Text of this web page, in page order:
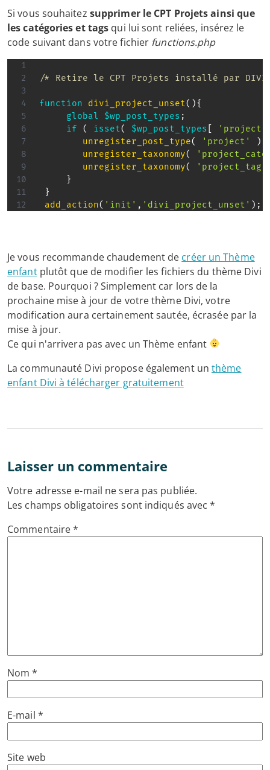
Si vous souhaitez supprimer le CPT Projets ainsi que
les catégories et tags qui lui sont reliées, insérez le
code suivant dans votre fichier functions.php
/* Retire le CPT Projets installé par
function divi_project_unset( ){
global
$wp_post_types ;
if
( isset( $wp_post_types
'project'
unregister_post_type( 'project' )
unregister_taxonomy(
unregister_taxonomy(
'project_tag'
}
}
add_action( 'init' , 'divi_project_unset' ) ;
Je vous recommande chaudement de créer un Thème
enfantplutôt que de modifier les fichiers du thème Divi
de base. Pourquoi ? Simplement car lors de la
prochaine mise à jour de votre thème Divi, votre
modification aura certainement sautée, écrasée par la
mise à jour.
Ce qui n'arrivera pas avec un Thème enfant
La communauté Divi propose également unthème
enfant Divi à télécharger gratuitement
Laisser un commentaire
Votre adresse e-mail ne sera pas publiée.
Les champs obligatoires sont indiqués avec*
Commentaire*
Nom*
E-mail *
Site web